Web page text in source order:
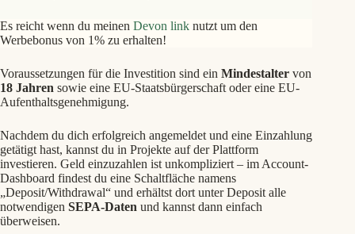
Es reicht wenn du meinen Devon link nutzt um den
Werbebonus von 1% zu erhalten!
Voraussetzungen für die Investition sind ein Mindestalter von
18 Jahren sowie eine EU-Staatsbürgerschaft oder eine EU-
Aufenthaltsgenehmigung.
Nachdem du dich erfolgreich angemeldet und eine Einzahlung
getätigt hast, kannst du in Projekte auf der Plattform
investieren. Geld einzuzahlen ist unkompliziert – im Account-
Dashboard findest du eine Schaltfläche namens
„Deposit/Withdrawal“ und erhältst dort unter Deposit alle
notwendigen SEPA-Daten und kannst dann einfach
überweisen.